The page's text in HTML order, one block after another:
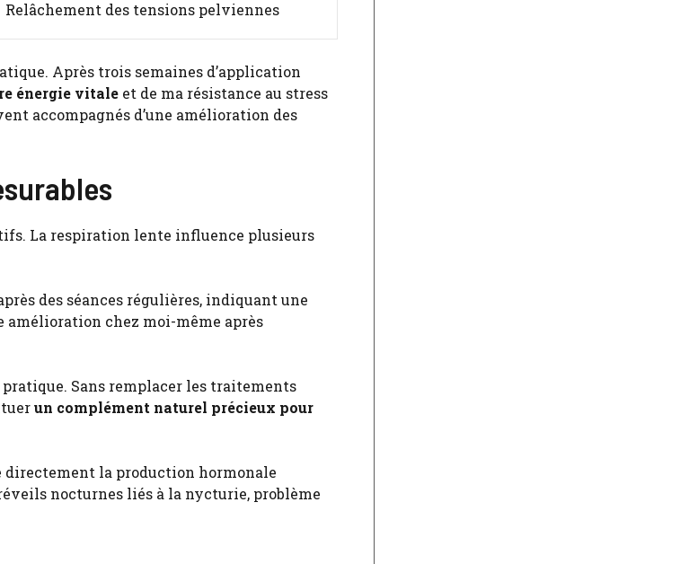
Relâchement des tensions pelviennes
Après trois semaines d’application
énergie vitale et de ma résistance au stress
accompagnés d’une amélioration des
La respiration lente influence plusieurs
des séances régulières, indiquant une
amélioration chez moi-même après
Sans remplacer les traitements
un complément naturel précieux pour
directement la production hormonale
nocturnes liés à la nycturie, problème